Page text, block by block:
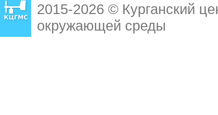
2015-2026 © Курганский
окружающей среды